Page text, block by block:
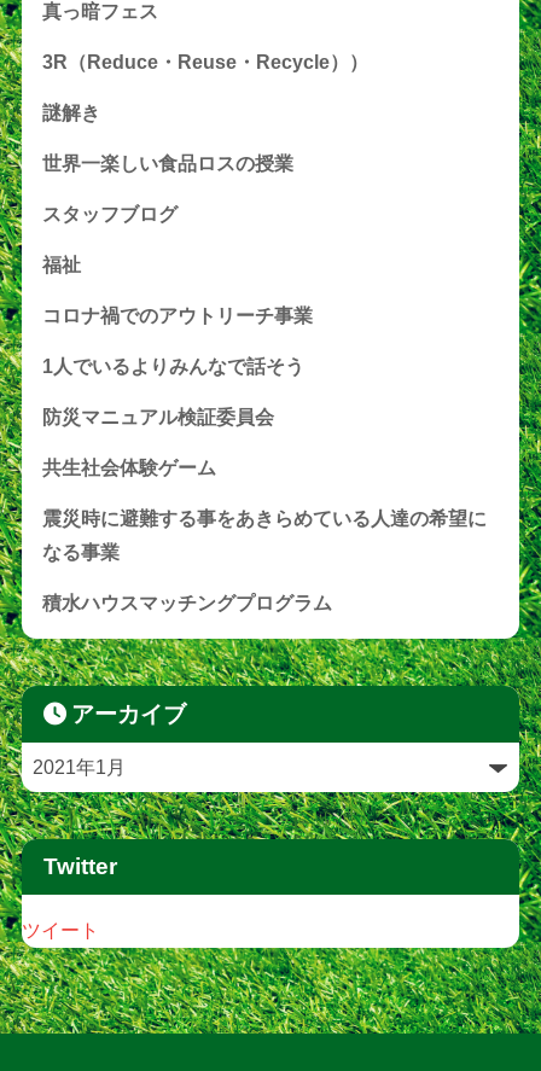
真っ暗フェス
3R（Reduce・Reuse・Recycle））
謎解き
世界一楽しい食品ロスの授業
スタッフブログ
福祉
コロナ禍でのアウトリーチ事業
1人でいるよりみんなで話そう
防災マニュアル検証委員会
共生社会体験ゲーム
震災時に避難する事をあきらめている人達の希望に
なる事業
積水ハウスマッチングプログラム
アーカイブ
Twitter
ツイート